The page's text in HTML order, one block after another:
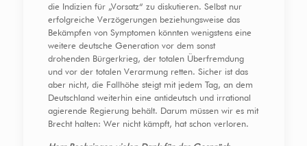
die Indizien für „Vorsatz“ zu diskutieren. Selbst nur
erfolgreiche Verzögerungen beziehungsweise das
Bekämpfen von Symptomen könnten wenigstens eine
weitere deutsche Generation vor dem sonst
drohenden Bürgerkrieg, der totalen Überfremdung
und vor der totalen Verarmung retten. Sicher ist das
aber nicht, die Fallhöhe steigt mit jedem Tag, an dem
Deutschland weiterhin eine antideutsch und irrational
agierende Regierung behält. Darum müssen wir es mit
Brecht halten: Wer nicht kämpft, hat schon verloren.